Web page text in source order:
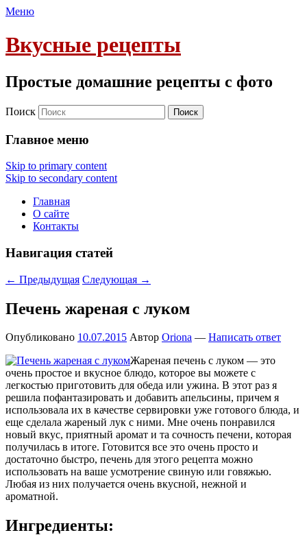
Меню
Вкусные рецепты
Простые домашние рецепты с фото
Поиск
Главное меню
Skip to primary content
Skip to secondary content
Главная
О сайте
Контакты
Навигация статей
← Предыдущая Следующая →
Печень жареная с луком
Опубликовано 10.07.2015 Автор Oriona — Написать ответ
Жареная печень с луком — это
очень простое и вкусное блюдо, которое вы можете с
легкостью приготовить для обеда или ужина. В этот раз я
решила пофантазировать и добавить апельсины, причем я
использовала их в качестве сервировки уже готового блюда, и
еще сделала жареный лук с ними. Мне очень понравился
новый вкус, приятный аромат и та сочность печени, которая
получилась в итоге. Готовится все это очень просто и
достаточно быстро, печень для этого рецепта можно
использовать на ваше усмотрение свиную или говяжью.
Любая из них получается очень вкусной, нежной и
ароматной.
Ингредиенты: